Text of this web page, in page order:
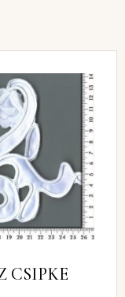
CSIPKE